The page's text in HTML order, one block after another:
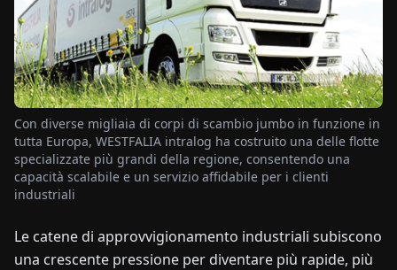
ENDEFRESITNLPL HU
CONTATTACI
Con diverse migliaia di corpi di scambio jumbo in funzione in
tutta Europa, WESTFALIA intralog ha costruito una delle flotte
specializzate più grandi della regione, consentendo una
capacità scalabile e un servizio affidabile per i clienti
industriali
Le catene di approvvigionamento industriali subiscono
una crescente pressione per diventare più rapide, più